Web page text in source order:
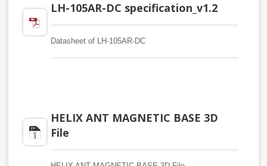
LH-105AR-DC specification_v1.2
Datasheet of LH-105AR-DC
HELIX ANT MAGNETIC BASE 3D
File